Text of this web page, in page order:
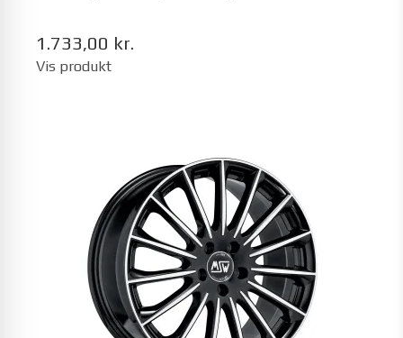
1.733,00 kr.
Vis produkt